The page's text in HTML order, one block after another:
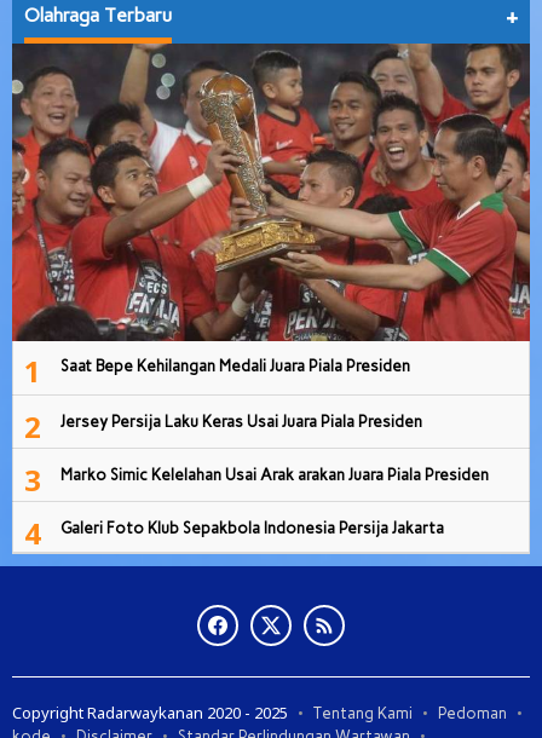
Olahraga Terbaru +
1 Saat Bepe Kehilangan Medali Juara Piala Presiden
2 Jersey Persija Laku Keras Usai Juara Piala Presiden
3 Marko Simic Kelelahan Usai Arak arakan Juara Piala Presiden
4 Galeri Foto Klub Sepakbola Indonesia Persija Jakarta
Copyright Radarwaykanan 2020 - 2025 Tentang Kami
Pedoman